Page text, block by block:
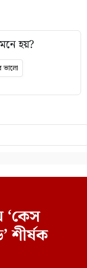
হয়?
ভালো
‘কেস
শীর্ষক